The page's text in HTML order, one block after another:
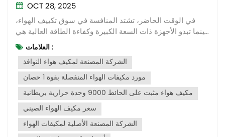
OCT 28, 2025
في الوقت الحاضر، تشتد المنافسة في سوق تكييف الهواء،
بينما تبدو الأجهزة ذات السعة الكبيرة وكفاءة الطاقة العالية هي
السائدة. ولكن في غضون ذلك، يبرز اتجاه جديد بهدوء - الأجهزة
ذات السعة الصغيرة. لا تهدف هذه الأجهزة إلى التخلف عن
"الطبقة الدنيا"، بل إلى إعادة تعريف التوازن بين الراحة والكفاءة
في تطبيقات...
العلامات :
الشركة المصنعة لمكيف هواء النوافذ
مورد مكيفات الهواء المنفصلة بقوة 1 حصان
مكيف هواء مثبت على الحائط 9000 وحدة حرارية بريطانية
سعر مكيف الهواء الصيني
الشركة المصنعة الأصلية لمكيفات الهواء